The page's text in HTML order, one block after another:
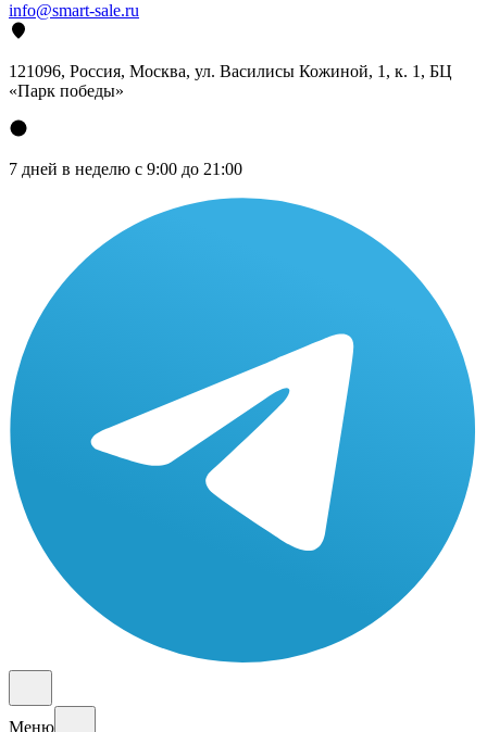
info@smart-sale.ru
121096, Россия, Москва, ул. Василисы Кожиной, 1, к. 1, БЦ
«Парк победы»
7 дней в неделю с 9:00 до 21:00
Меню